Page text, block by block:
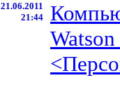
21.06.2011
21:44